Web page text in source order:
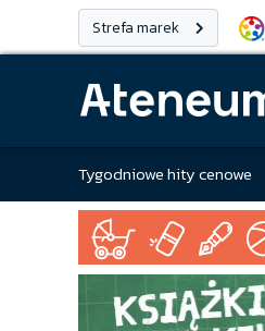
Strefa marek
Tygodniowe hity cenowe